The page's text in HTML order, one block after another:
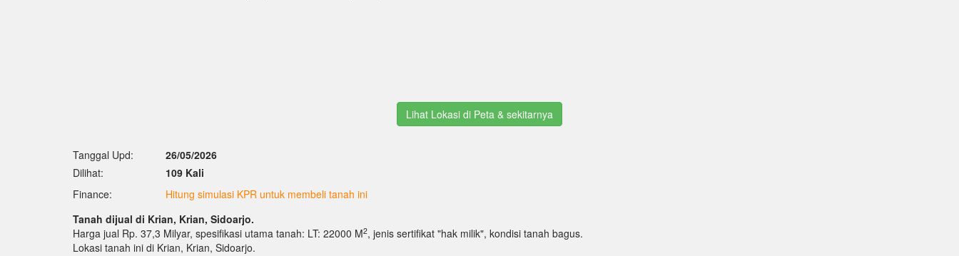
Lihat Lokasi di Peta & sekitarnya
Tanggal Upd:
26/05/2026
Dilihat:
109 Kali
Finance:
Hitung simulasi KPR untuk membeli tanah ini
Tanah dijual di Krian, Krian, Sidoarjo.
Harga jual Rp. 37,3 Milyar, spesifikasi utama tanah: LT: 22000 M2, jenis sertifikat "hak milik", kondisi tanah bagus.
Lokasi tanah ini di Krian, Krian, Sidoarjo.